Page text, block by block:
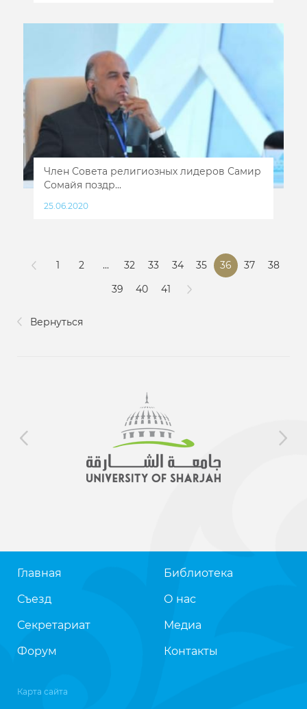
Член Совета религиозных лидеров Самир
Сомайя поздр...
25.06.2020
Вернуться
1 2 ... 32 33 34 35 36 37
38
39
40 41
Главная
Съезд
Секретариат
Форум
Библиотека
О нас
Медиа
Контакты
Карта сайта